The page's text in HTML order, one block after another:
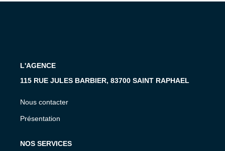
L'AGENCE
115 RUE JULES BARBIER, 83700 SAINT RAPHAEL
Nous contacter
Présentation
NOS SERVICES